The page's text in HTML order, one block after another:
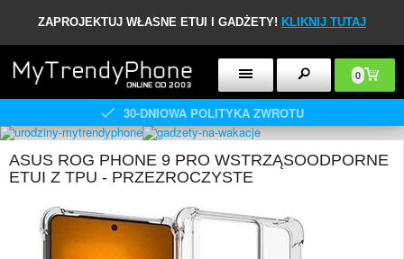
ZAPROJEKTUJ WŁASNE ETUI I GADŻETY! KLIKNIJ TUTAJ
0
30-DNIOWA POLITYKA ZWROTU
ASUS ROG PHONE 9 PRO WSTRZĄSOODPORNE
ETUI Z TPU - PRZEZROCZYSTE